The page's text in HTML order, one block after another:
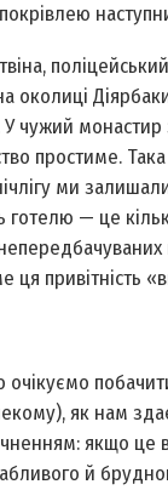
околиці
чужий
простиме.
ми
— це
ця
як нам
якщо це
й